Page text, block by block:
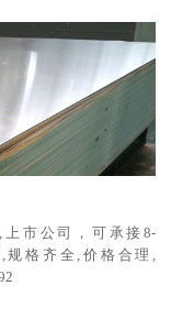
市公司，可承接8-
格齐全,价格合理,